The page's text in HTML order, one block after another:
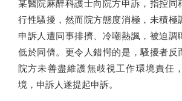
某醫院麻醉科護士向院方申訴，指控同
行性騷擾，然而院方態度消極，未積極
申訴人遭同事排擠、冷嘲熱諷，被迫調
低於同儕。更令人錯愕的是，騷擾者反
院方未善盡維護無歧視工作環境責任
境，申訴人遂提起申訴。